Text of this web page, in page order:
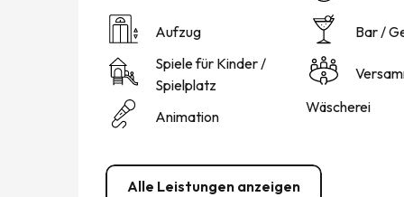
Aufzug Bar /
Spiele für Kinder /
Spielplatz
Animation
Wäscherei
Alle Leistungen anzeigen